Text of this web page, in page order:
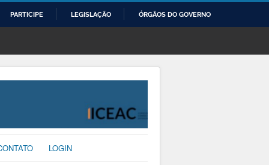
PARTICIPE LEGISLAÇÃO ÓRGÃOS DO GOVERNO
LOGIN